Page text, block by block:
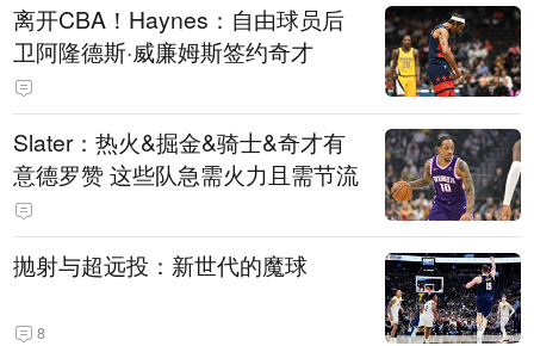
离开CBA！Haynes：自由球员后
卫阿隆德斯·威廉姆斯签约奇才
Slater：热火&掘金&骑士&奇才有
意德罗赞 这些队急需火力且需节流
抛射与超远投：新世代的魔球
8